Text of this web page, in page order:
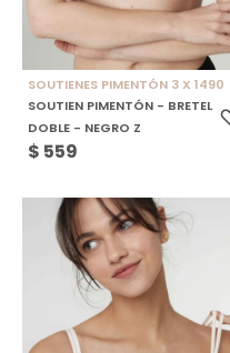
SOUTIENES PIMENTÓN 3 X 1490
SOUTIEN PIMENTÓN - BRETEL
DOBLE - NEGRO Z
$ 559